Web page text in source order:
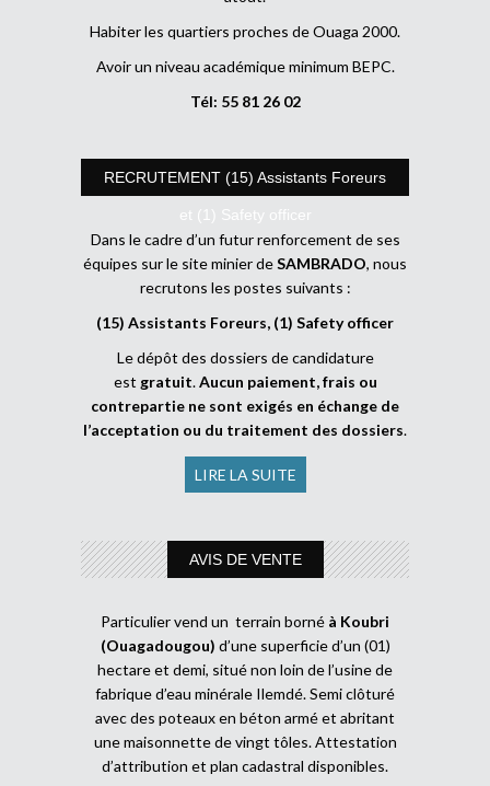
Habiter les quartiers proches de Ouaga 2000.
Avoir un niveau académique minimum BEPC.
Tél: 55 81 26 02
RECRUTEMENT (15) Assistants Foreurs
et (1) Safety officer
Dans le cadre d’un futur renforcement de ses
équipes sur le site minier deSAMBRADO, nous
recrutons les postes suivants :
(15) Assistants Foreurs, (1) Safety officer
Le dépôt des dossiers de candidature
est gratuit.Aucun paiement, frais ou
contrepartie ne sont exigés en échange de
l’acceptation ou du traitement des dossiers.
LIRE LA SUITE
AVIS DE VENTE
Particulier vend un terrain borné à Koubri
(Ouagadougou) d’une superficie d’un (01)
hectare et demi, situé non loin de l’usine de
fabrique d’eau minérale Ilemdé. Semi clôturé
avec des poteaux en béton armé et abritant
une maisonnette de vingt tôles. Attestation
d’attribution et plan cadastral disponibles.